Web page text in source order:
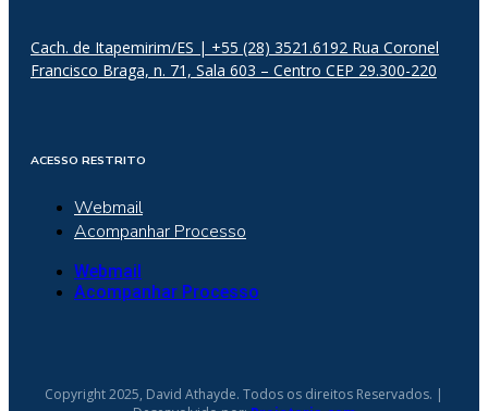
Cach. de Itapemirim/ES | +55 (28) 3521.6192 Rua Coronel
Francisco Braga, n. 71, Sala 603 – Centro CEP 29.300-220
ACESSO RESTRITO
Webmail
Acompanhar Processo
Webmail
Acompanhar Processo
Copyright 2025, David Athayde. Todos os direitos Reservados. |